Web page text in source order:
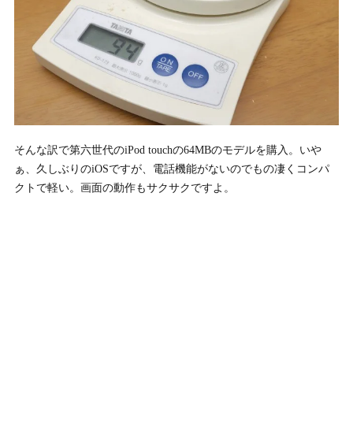
そんな訳で第六世代のiPod touchの64MBのモデルを購入。いや
ぁ、久しぶりのiOSですが、電話機能がないのでもの凄くコンパ
クトで軽い。画面の動作もサクサクですよ。